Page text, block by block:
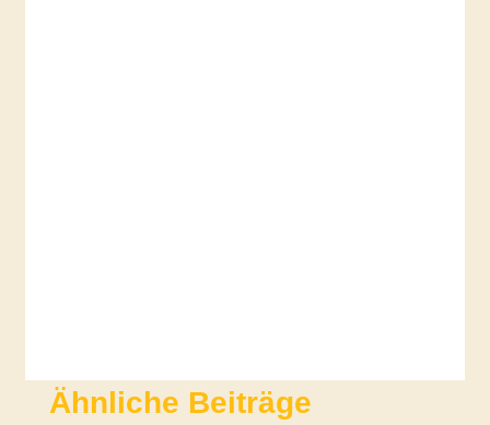
Ähnliche Beiträge